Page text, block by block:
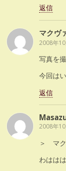
返信
マクヴ
2008年
写真を
今回は
返信
2008年
＞ マ
わははは